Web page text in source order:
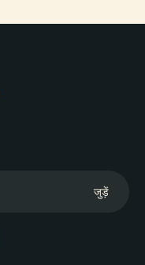
जुड़ें